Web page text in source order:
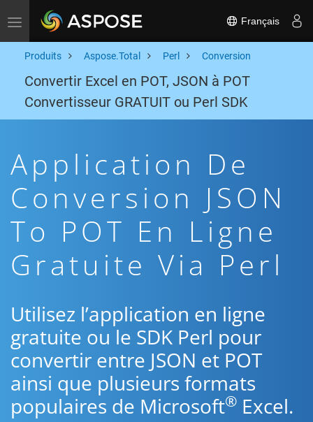
Toggle navigation Français
Produits Aspose.Total Perl Conversion
Convertir Excel en POT, JSON à POT
Convertisseur GRATUIT ou Perl SDK
Application De
Conversion JSON
To POT En Ligne
Gratuite Via Perl
Utilisez l’application en ligne
gratuite ou le SDK Perl pour
convertir entre JSON et POT
ainsi que plusieurs formats
populaires de Microsoft® Excel.